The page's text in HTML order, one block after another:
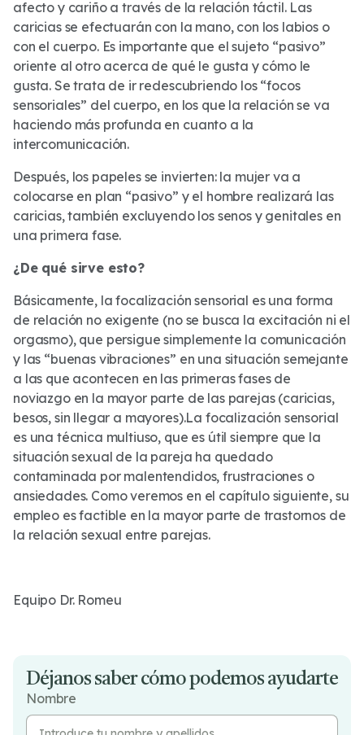
afecto y cariño a través de la relación táctil. Las
caricias se efectuarán con la mano, con los labios o
con el cuerpo. Es importante que el sujeto “pasivo”
oriente al otro acerca de qué le gusta y cómo le
gusta. Se trata de ir redescubriendo los “focos
sensoriales” del cuerpo, en los que la relación se va
haciendo más profunda en cuanto a la
intercomunicación.
Después, los papeles se invierten: la mujer va a
colocarse en plan “pasivo” y el hombre realizará las
caricias, también excluyendo los senos y genitales en
una primera fase.
¿De qué sirve esto?
Básicamente, la focalización sensorial es una forma
de relación no exigente (no se busca la excitación ni el
orgasmo), que persigue simplemente la comunicación
y las “buenas vibraciones” en una situación semejante
a las que acontecen en las primeras fases de
noviazgo en la mayor parte de las parejas (caricias,
besos, sin llegar a mayores).La focalización sensorial
es una técnica multiuso, que es útil siempre que la
situación sexual de la pareja ha quedado
contaminada por malentendidos, frustraciones o
ansiedades. Como veremos en el capítulo siguiente, su
empleo es factible en la mayor parte de trastornos de
la relación sexual entre parejas.
Equipo Dr. Romeu
Déjanos saber cómo podemos ayudarte
Nombre